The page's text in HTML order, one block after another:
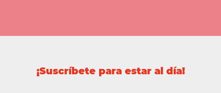
¡Suscríbete para estar al día!